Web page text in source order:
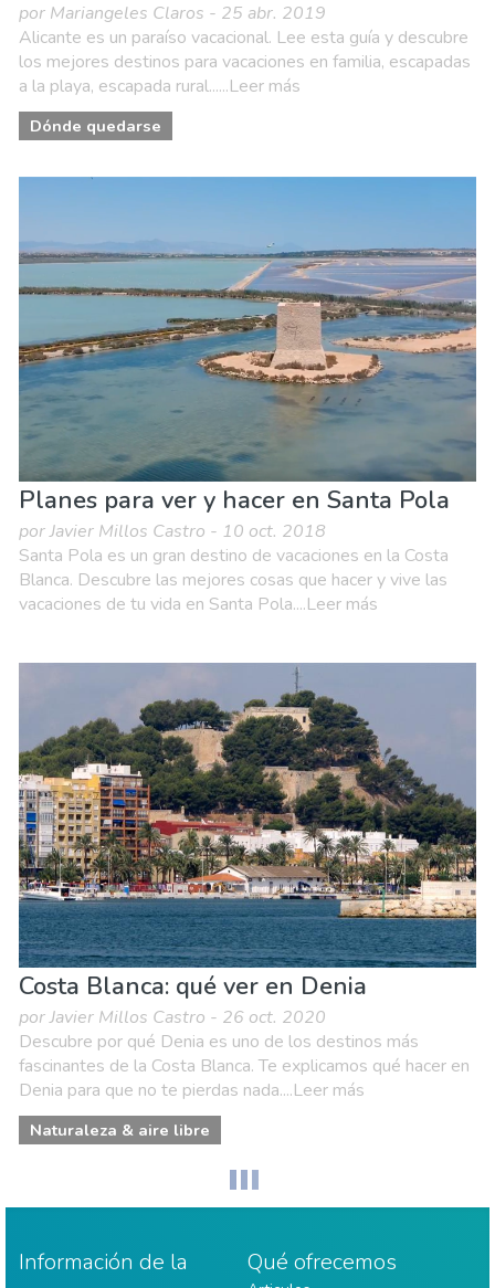
por Mariangeles Claros - 25 abr. 2019
Alicante es un paraíso vacacional. Lee esta guía y descubre
los mejores destinos para vacaciones en familia, escapadas
a la playa, escapada rural......Leer más
Dónde quedarse
Planes para ver y hacer en Santa Pola
por Javier Millos Castro - 10 oct. 2018
Santa Pola es un gran destino de vacaciones en la Costa
Blanca. Descubre las mejores cosas que hacer y vive las
vacaciones de tu vida en Santa Pola....Leer más
Costa Blanca: qué ver en Denia
por Javier Millos Castro - 26 oct. 2020
Descubre por qué Denia es uno de los destinos más
fascinantes de la Costa Blanca. Te explicamos qué hacer en
Denia para que no te pierdas nada....Leer más
Naturaleza & aire libre
Información de la
Qué ofrecemos